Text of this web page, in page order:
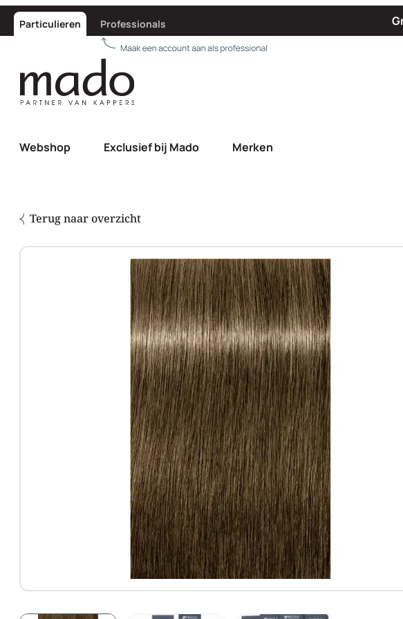
Particulieren Professionals
Webshop Exclusief bij Mado Merken
Terug naar overzicht